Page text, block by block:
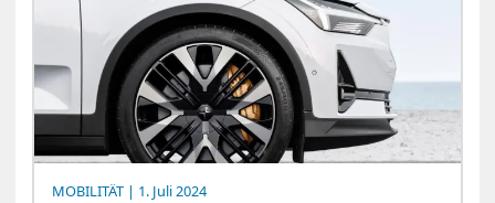
MOBILITÄT | 1. Juli 2024